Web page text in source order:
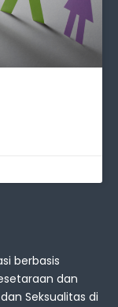
berbasis
dan
Seksualitas di